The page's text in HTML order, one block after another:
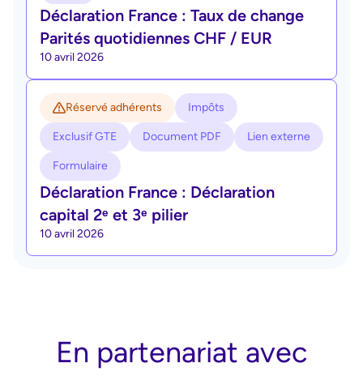
Déclaration France : Taux de change
Parités quotidiennes CHF / EUR
10 avril 2026
Réservé adhérents Impôts
Exclusif GTE Document PDF Lien externe
Formulaire
Déclaration France : Déclaration
capital 2ᵉ et 3ᵉ pilier
10 avril 2026
En partenariat avec